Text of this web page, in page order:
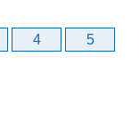
4
5